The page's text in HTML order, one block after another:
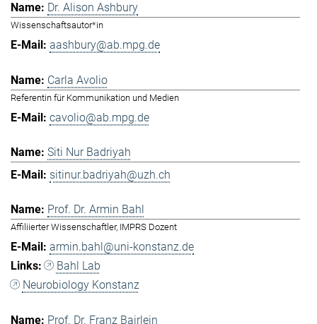
Dr. Alison Ashbury
Wissenschaftsautor*in
aashbury@ab.mpg.de
Carla Avolio
Referentin für Kommunikation und Medien
cavolio@ab.mpg.de
Siti Nur Badriyah
sitinur.badriyah@uzh.ch
Prof. Dr. Armin Bahl
Affiliierter Wissenschaftler, IMPRS Dozent
armin.bahl@uni-konstanz.de
Bahl Lab
Neurobiology Konstanz
Prof. Dr. Franz Bairlein